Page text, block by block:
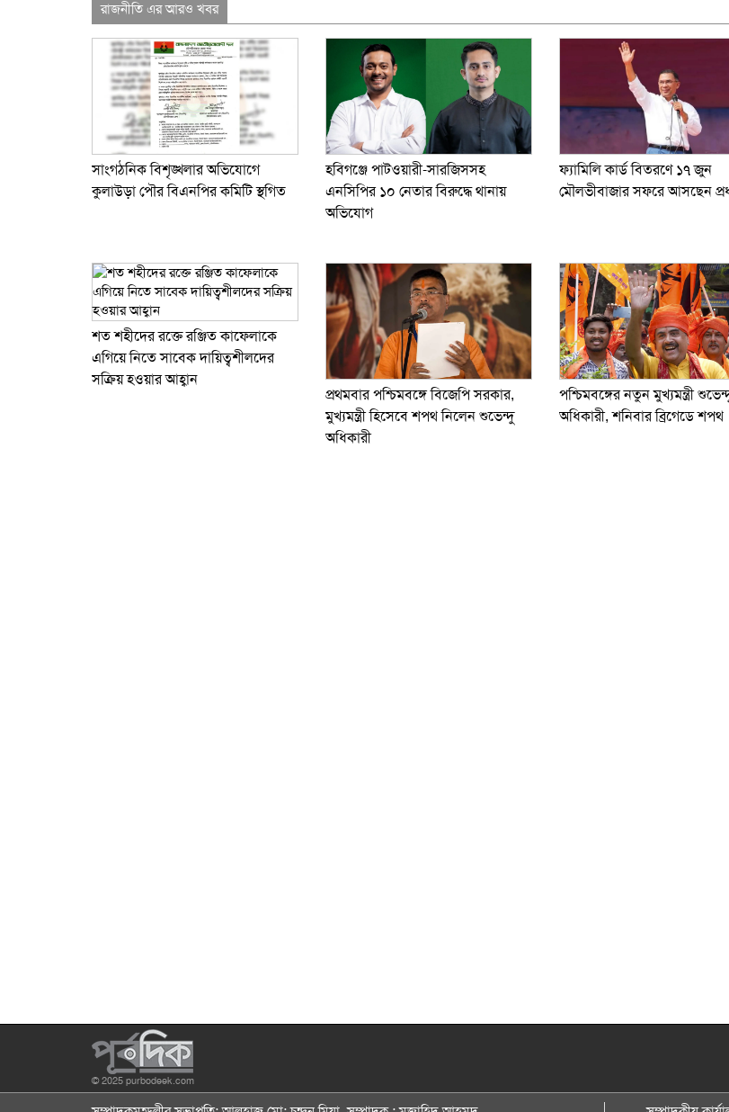
রাজনীতি এর আরও খবর
সাংগঠনিক বিশৃঙ্খলার অভিযোগে
কুলাউড়া পৌর বিএনপির কমিটি স্থগিত
হবিগঞ্জে পাটওয়ারী-সারজিসসহ
এনসিপির ১০ নেতার বিরুদ্ধে থানায়
অভিযোগ
ফ্যামিলি কার্ড বিতরণে ১৭ জুন
মৌলভীবাজার সফরে আসছেন
শত শহীদের রক্তে রঞ্জিত কাফেলাকে
এগিয়ে নিতে সাবেক দায়িত্বশীলদের
সক্রিয় হওয়ার আহ্বান
প্রথমবার পশ্চিমবঙ্গে বিজেপি সরকার,
মুখ্যমন্ত্রী হিসেবে শপথ নিলেন শুভেন্দু
অধিকারী
পশ্চিমবঙ্গের নতুন মুখ্যমন্ত্রী
অধিকারী, শনিবার ব্রিগেডে শপথ
© 2025 purbodeek.com